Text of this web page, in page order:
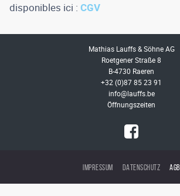
disponibles ici : CGV
Mathias Lauffs & Söhne AG
Roetgener Straße 8
B-4730 Raeren
+32 (0)87 85 23 91
info@lauffs.be
Öffnungszeiten
IMPRESSUM DATENSCHUTZ AGB